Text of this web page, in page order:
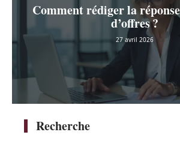
Comment rédiger la
d’offres ?
27 avril 2026
Recherche